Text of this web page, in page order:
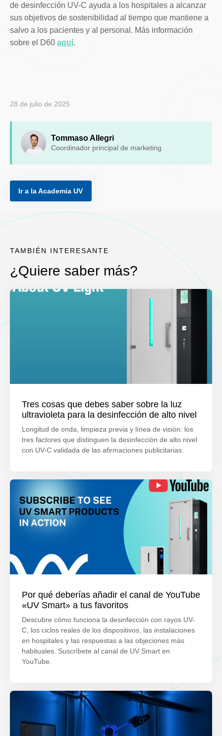
de desinfección UV-C ayuda a los hospitales a alcanzar
sus objetivos de sostenibilidad al tiempo que mantiene a
salvo a los pacientes y al personal. Más información
sobre el D60 aquí.
28 de julio de 2025
Tommaso Allegri
Coordinador principal de marketing
Ir a la Academia UV
TAMBIÉN INTERESANTE
¿Quiere saber más?
Tres cosas que debes saber sobre la luz
ultravioleta para la desinfección de alto nivel
Longitud de onda, limpieza previa y línea de visión: los
tres factores que distinguen la desinfección de alto nivel
con UV-C validada de las afirmaciones publicitarias.
Por qué deberías añadir el canal de YouTube
«UV Smart» a tus favoritos
Descubre cómo funciona la desinfección con rayos UV-
C, los ciclos reales de los dispositivos, las instalaciones
en hospitales y las respuestas a las objeciones más
habituales. Suscríbete al canal de UV Smart en
YouTube.